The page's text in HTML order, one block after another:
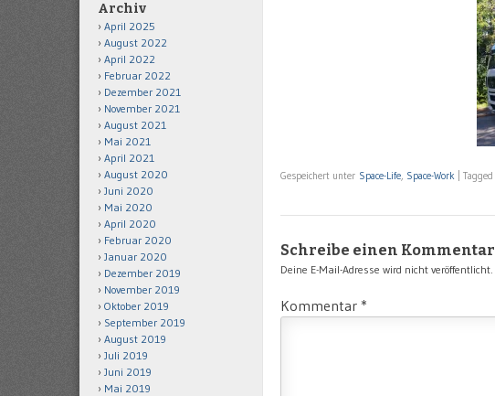
Gespeichert unter Space-Life, Space-Work Tagged
Schreibe einen Kommentar
Deine E-Mail-Adresse wird nicht veröffentlicht.
Kommentar *
Archiv
April 2025
August 2022
April 2022
Februar 2022
Dezember 2021
November 2021
August 2021
Mai 2021
April 2021
August 2020
Juni 2020
Mai 2020
April 2020
Februar 2020
Januar 2020
Dezember 2019
November 2019
Oktober 2019
September 2019
August 2019
Juli 2019
Juni 2019
Mai 2019